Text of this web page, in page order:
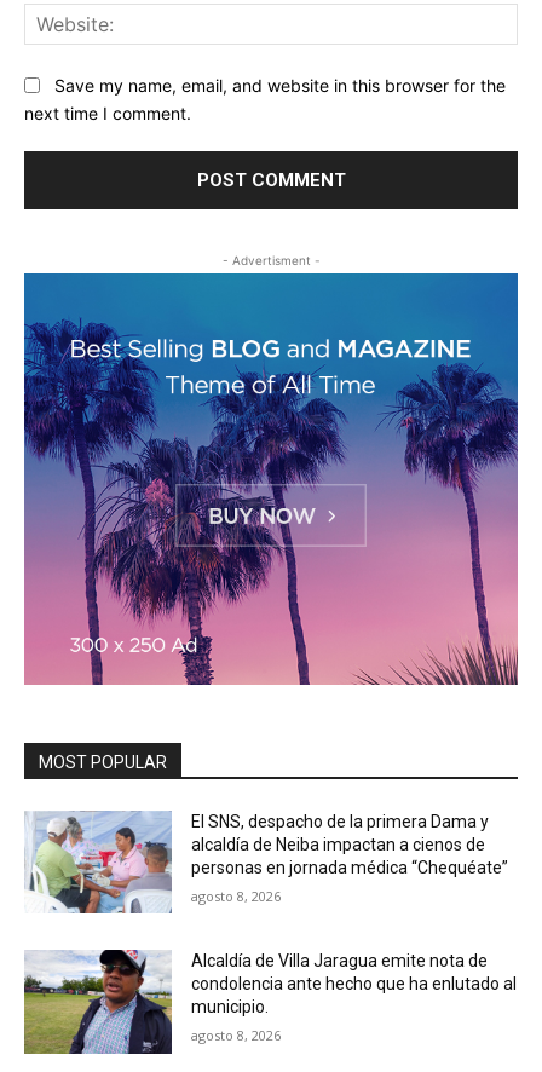
Save my name, email, and website in this browser for the
next time I comment.
- Advertisment -
MOST POPULAR
El SNS, despacho de la primera Dama y
alcaldía de Neiba impactan a cienos de
personas en jornada médica “Chequéate”
agosto 8, 2026
Alcaldía de Villa Jaragua emite nota de
condolencia ante hecho que ha enlutado al
municipio.
agosto 8, 2026